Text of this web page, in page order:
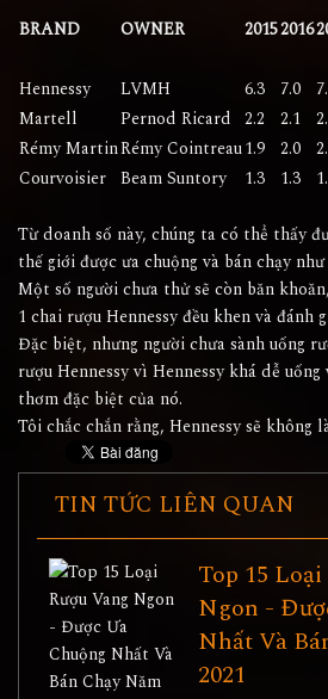
BRAND OWNER 20152016
Hennessy LVMH 6.3 7.0
Martell
Pernod Ricard 2.2 2.1
Rémy MartinRémy Cointreau1.9 2.0
Courvoisier Beam Suntory 1.3 1.3
Từ doanh số này, chúng ta có thể thấy
thế giới được ưa chuộng và bán chạy
Một số người chưa thử sẽ còn băn
1 chai rượu Hennessy đều khen và đánh
Đặc biệt, nhưng người chưa sành uống
rượu Hennessy vì Hennessy khá dễ
thơm đặc biệt của nó.
Tôi chắc chắn rằng, Hennessy sẽ không
TIN TỨC LIÊN QUAN
Top 15
Ngon -
Nhất Và
2021